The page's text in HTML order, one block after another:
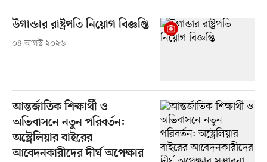
উগান্ডার রাষ্ট্রপতি নিয়োগ বিজ্ঞপ্তি
০৪ আগস্ট ২০২৬
আন্তর্জাতিক শিক্ষার্থী ও
অভিবাসনে নতুন পরিবর্তন:
অস্ট্রেলিয়ার বাইরের
আবেদনকারীদের দীর্ঘ অপেক্ষার